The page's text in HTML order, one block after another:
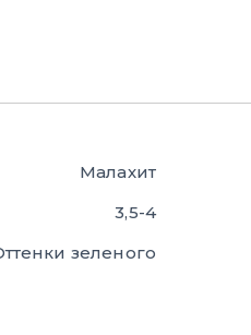
Малахит
3,5-4
зеленого